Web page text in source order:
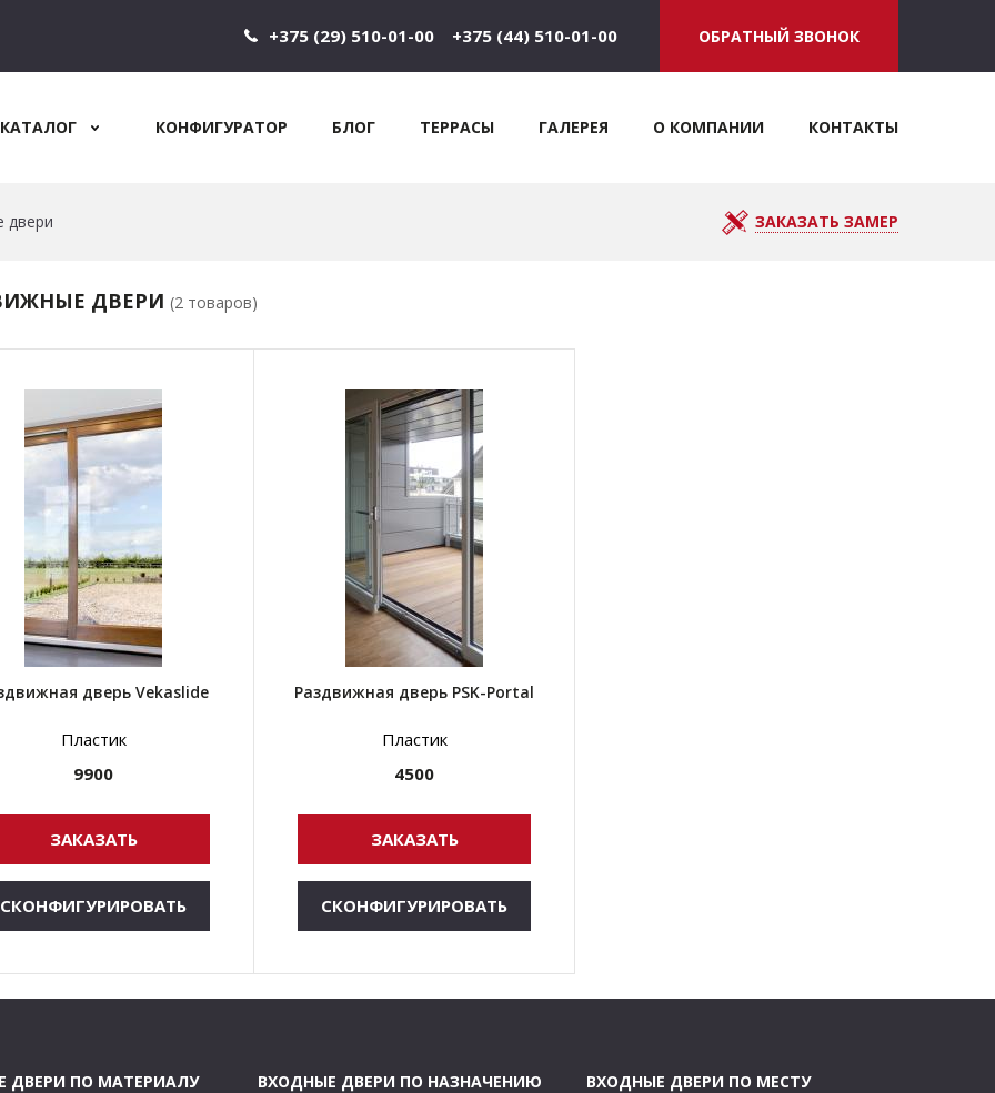
ОБРАТНЫЙ ЗВОНОК
+375 (29) 510-01-00 +375 (44) 510-01-00
КАТАЛОГ КОНФИГУРАТОР БЛОГ ТЕРРАСЫ ГАЛЕРЕЯ О КОМПАНИИ КОНТАКТЫ
двери ЗАКАЗАТЬ ЗАМЕР
ДВЕРИ (2 товаров)
дверь Vekaslide
Пластик
9900
ЗАКАЗАТЬ
СКОНФИГУРИРОВАТЬ
Раздвижная дверь PSK-Portal
Пластик
4500
ЗАКАЗАТЬ
СКОНФИГУРИРОВАТЬ
ДВЕРИ ПО МАТЕРИАЛУ
ВХОДНЫЕ ДВЕРИ ПО НАЗНАЧЕНИЮ
ВХОДНЫЕ ДВЕРИ ПО МЕСТУ